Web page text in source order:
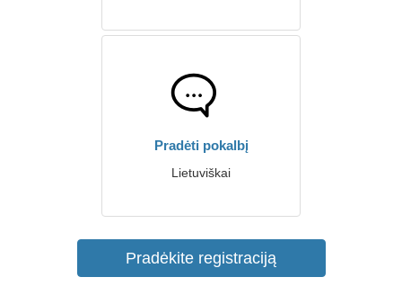
Pradėti pokalbį
Lietuviškai
Pradėkite registraciją